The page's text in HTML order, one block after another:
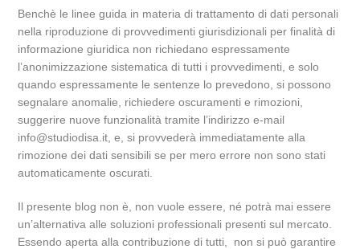
Benchè le linee guida in materia di trattamento di dati personali
nella riproduzione di provvedimenti giurisdizionali per finalità di
informazione giuridica non richiedano espressamente
l’anonimizzazione sistematica di tutti i provvedimenti, e solo
quando espressamente le sentenze lo prevedono, si possono
segnalare anomalie, richiedere oscuramenti e rimozioni,
suggerire nuove funzionalità tramite l’indirizzo e-mail
info@studiodisa.it, e, si provvederà immediatamente alla
rimozione dei dati sensibili se per mero errore non sono stati
automaticamente oscurati.
Il presente blog non è, non vuole essere, né potrà mai essere
un’alternativa alle soluzioni professionali presenti sul mercato.
Essendo aperta alla contribuzione di tutti, non si può garantire